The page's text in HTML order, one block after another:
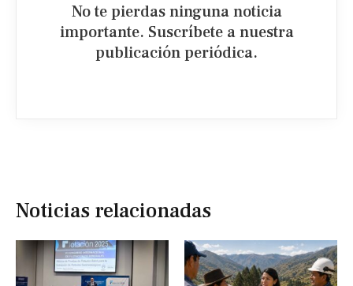
No te pierdas ninguna noticia
importante. Suscríbete a nuestra
publicación periódica.​
Noticias relacionadas